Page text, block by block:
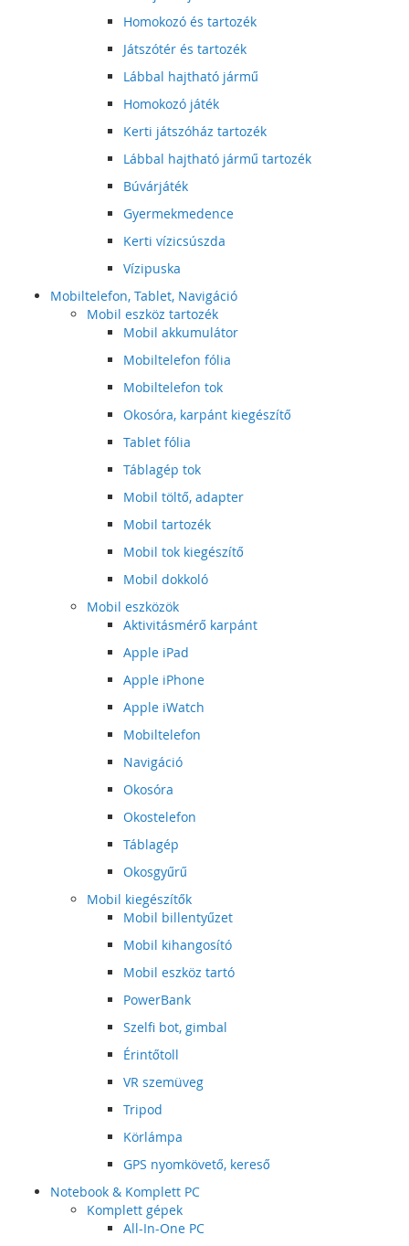
Homokozó és tartozék
Játszótér és tartozék
Lábbal hajtható jármű
Homokozó játék
Kerti játszóház tartozék
Lábbal hajtható jármű tartozék
Búvárjáték
Gyermekmedence
Kerti vízicsúszda
Vízipuska
Mobiltelefon, Tablet, Navigáció
Mobil eszköz tartozék
Mobil akkumulátor
Mobiltelefon fólia
Mobiltelefon tok
Okosóra, karpánt kiegészítő
Tablet fólia
Táblagép tok
Mobil töltő, adapter
Mobil tartozék
Mobil tok kiegészítő
Mobil dokkoló
Mobil eszközök
Aktivitásmérő karpánt
Apple iPad
Apple iPhone
Apple iWatch
Mobiltelefon
Navigáció
Okosóra
Okostelefon
Táblagép
Okosgyűrű
Mobil kiegészítők
Mobil billentyűzet
Mobil kihangosító
Mobil eszköz tartó
PowerBank
Szelfi bot, gimbal
Érintőtoll
VR szemüveg
Tripod
Körlámpa
GPS nyomkövető, kereső
Notebook & Komplett PC
Komplett gépek
All-In-One PC